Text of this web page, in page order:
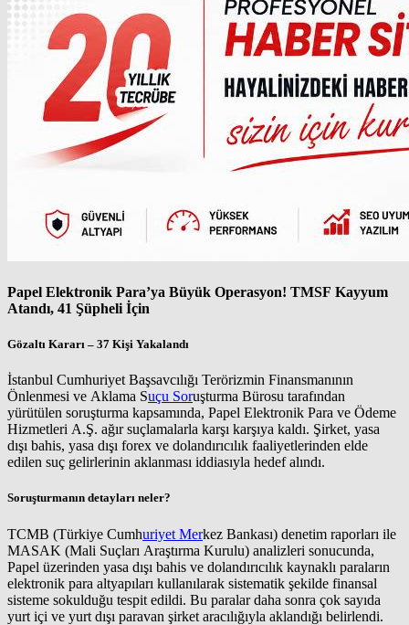
Papel Elektronik Para’ya Büyük Operasyon! TMSF Kayyum
Atandı, 41 Şüpheli İçin
Gözaltı Kararı – 37 Kişi Yakalandı
İstanbul Cumhuriyet Başsavcılığı Terörizmin Finansmanının
Önlenmesi ve Aklama Suçu Soruşturma Bürosu tarafından
yürütülen soruşturma kapsamında, Papel Elektronik Para ve Ödeme
Hizmetleri A.Ş. ağır suçlamalarla karşı karşıya kaldı. Şirket, yasa
dışı bahis, yasa dışı forex ve dolandırıcılık faaliyetlerinden elde
edilen suç gelirlerinin aklanması iddiasıyla hedef alındı.
Soruşturmanın detayları neler?
TCMB (Türkiye Cumhuriyet Merkez Bankası) denetim raporları ile
MASAK (Mali Suçları Araştırma Kurulu) analizleri sonucunda,
Papel üzerinden yasa dışı bahis ve dolandırıcılık kaynaklı paraların
elektronik para altyapıları kullanılarak sistematik şekilde finansal
sisteme sokulduğu tespit edildi. Bu paralar daha sonra çok sayıda
yurt içi ve yurt dışı paravan şirket aracılığıyla aklandığı belirlendi.